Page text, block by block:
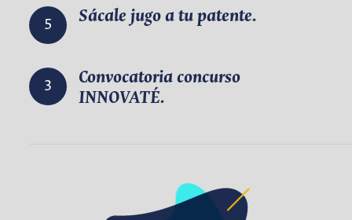
5 Sácale jugo a tu patente.
3
Convocatoria concurso
INNOVATÉ.